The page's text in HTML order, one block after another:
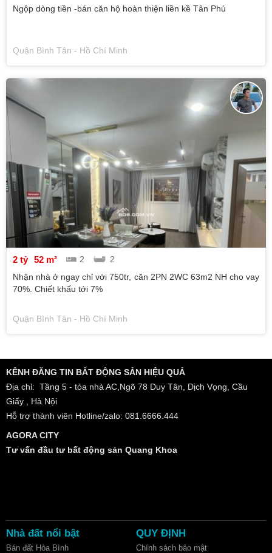
Ngộp dòng tiền -bán căn hộ hoàn thiện liền kề Tân Phú
Quận Bình Tân - Hồ Chí Minh
2 tỷ 52 m² 2
2
Nhận nhà ở ngay chỉ với 750tr, căn 2PN 2WC 63m2 NH cho vay
70%. Chiết khấu tới 7%
Quận Bình Tân - Hồ Chí Minh
KÊNH ĐĂNG TIN BẤT ĐỘNG SẢN HIỆU QUẢ
Địa chỉ: Tầng 5 - tòa nhà AC,Ngõ 78 Duy Tân, Dịch Vọng, Cầu
Giấy , Hà Nội
Hỗ trợ thành viên Hotline/zalo: 081.6666.444
AGORA CITY
Tư vấn đầu tư bất động sản Quang Khoa
Nhà đất nổi bật
Bán đất Hòa Bình
QUY ĐỊNH
Chính sách bảo mật